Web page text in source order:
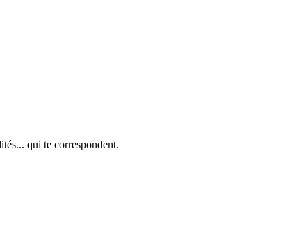
qui te correspondent.